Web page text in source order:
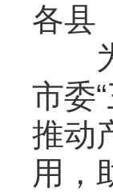
各县
为
市委
推动
用，